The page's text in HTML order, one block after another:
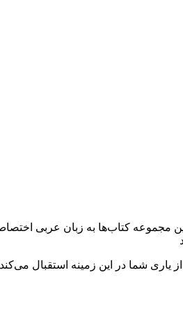
مجموعه کتاب‌ها به زبان عربی
یاری شما در این زمینه استقبال